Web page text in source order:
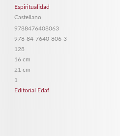
Espiritualidad
Castellano
9788476408063
978-84-7640-806-3
128
16 cm
21 cm
1
Editorial Edaf